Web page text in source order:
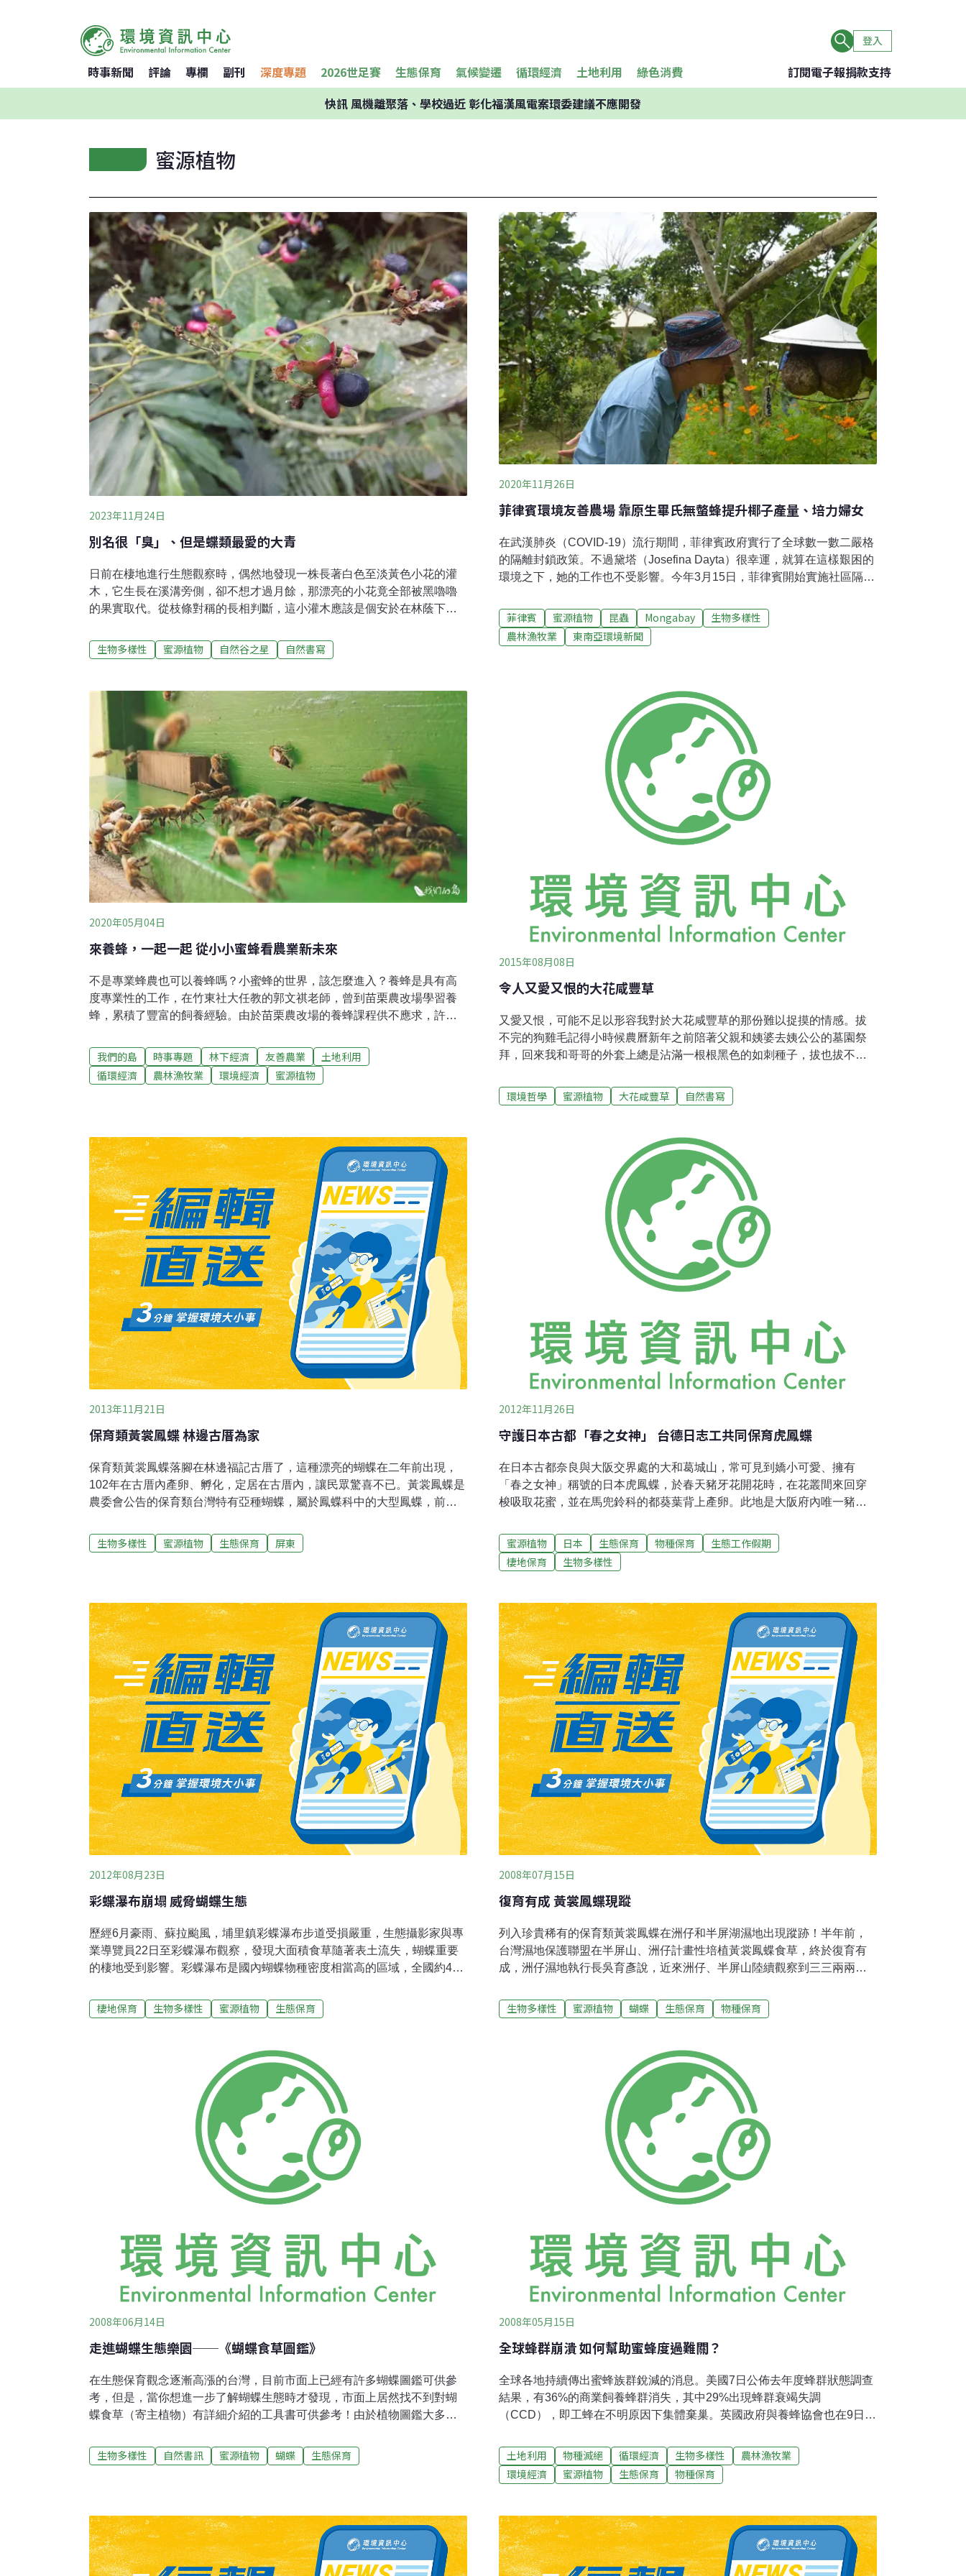
登入
時事新聞 評論 專欄 副刊 深度專題 2026世足賽 生態保育 氣候變遷 循環經濟 土地利用 綠色消費 訂閱電子報捐款支持
快訊風機離聚落、學校過近 彰化福漢風電案環委建議不應開發
蜜源植物
2023年11月24日
別名很「臭」、但是蝶類最愛的大青
日前在棲地進行生態觀察時，偶然地發現一株長著白色至淡黃色小花的灌
木，它生長在溪溝旁側，卻不想才過月餘，那漂亮的小花竟全部被黑嚕嚕
的果實取代。從枝條對稱的長相判斷，這小灌木應該是個安於在林蔭下生
師。這株低調的植物，連名字都是個容易被搞混的植物界菜市場名——大
青。說到大青，不少人都會直覺地聯想到別名大菁或染布青的馬藍
可遠了，前者大青是屬於唇形科，後者馬藍卻是爵床科植物；外型上兩者
也頗有差異，大青是小灌木而馬藍則是草本植物。除了馬藍外，亞州地區
不少能染布的植物也都有大菁、大青或是小青等別稱，這導致查找大青相
關資訊時，非常容易出現同名異種的情形發生。雖然網路上有不少資料說
大青有染布功能，但中文資料總是難以確定本文介紹的「Clerodendrum
cyr
生物多樣性 蜜源植物 自然谷之星 自然書寫
2020年11月26日
菲律賓環境友善農場 靠原生畢氏無螫蜂提升椰子產量、培力婦女
在武漢肺炎（COVID-19）流行期間，菲律賓政府實行了全球數一數二嚴格
的隔離封鎖政策。不過黛塔（Josefina Dayta）很幸運，就算在這樣艱困的
環境之下，她的工作也不受影響。今年3月15日，菲律賓開始實施社區隔
（Bicol）的「烏瑪蜜蜂農場」（Balay Buhay sa Uma Bee Farm，簡稱
BBu）內進行著。53歲的黛塔是蜂場中不可或缺的園丁，她的工作內容包
括為植物澆水、剪除乾枯的葉子與除草。她說，這些對於維繫蜂場狀態來
養蜂工作必備的蜂場。維繫蜂場之所以重要，在於蜂場的產出與品質，深
切影響蜜蜂的生長與產蜜行為。儘管每年都有颱風肆虐，但因為有BBu蜂
場，附近地區的椰子產量得以提
菲律賓 蜜源植物 昆蟲 Mongabay
生物多樣性
農林漁牧業
東南亞環境新聞
2020年05月04日
來養蜂，一起一起 從小小蜜蜂看農業新未來
不是專業蜂農也可以養蜂嗎？小蜜蜂的世界，該怎麼進入？養蜂是具有高
度專業性的工作，在竹東社大任教的郭文祺老師，曾到苗栗農改場學習養
蜂，累積了豐富的飼養經驗。由於苗栗農改場的養蜂課程供不應求，許多
養蜂技術。一開始他是為了填滿農閒時間而養蜂，因為養蜂而了解到蜜蜂
的困境，經常在課程裡分享心得。2006年底開始，國際間發生蜜蜂大量消
失的事件，學者發現類尼古丁農藥，例如益達胺，會嚴重影響蜜蜂的記
自然農法或有機農法去耕作，避免農藥對蜜蜂的傷害。養蜂班學員的蜂
場，都是教室，課程會安排學員到各自的蜂場，觀摩不同的飼養方式。學
員劉侑錦上網買了一個特殊器材，可以用高溫把草酸氣化，再把煙霧灌入
蜂箱，這是為了消除蜜蜂的一種
我們的島 時事專題 林下經濟 友善農業
土地利用
循環經濟
農林漁牧業 環境經濟 蜜源植物
2015年08月08日
令人又愛又恨的大花咸豐草
又愛又恨，可能不足以形容我對於大花咸豐草的那份難以捉摸的情感。拔
不完的狗雞毛記得小時候農曆新年之前陪著父親和姨婆去姨公公的墓園祭
拜，回來我和哥哥的外套上總是沾滿一根根黑色的如刺種子，拔也拔不
未成熟的咸豐草果實當飛鏢射我；而從小咕嚕和小瑀魚會追著阿德玩開
始，咸豐草飛鏢也是他們父子仨彼此捉弄追逐的遊戲。蝴蝶熱愛的蜜源植
知道它是多種蝴蝶深愛的蜜源植物，那是我重新認識大花咸豐草，用不同
的角度。然而，養著大花咸豐草，就必須時時剪去它們尚未成熟的果實，
讓它們持續開花，否則就要與那些黑黑刺刺的「狗雞毛」長期奮戰。我也
在揀選、搜尋著要修剪的果實時，發現了蝴蝶對於大花咸豐草的利用，以
及頓悟一朵花的價值。有些在我們看來似乎行將枯萎凋零的花朵，仍能夠
深得蝴蝶的厚愛。然而，除了蝴蝶知曉它
環境哲學 蜜源植物 大花咸豐草 自然書寫
2013年11月21日
保育類黃裳鳳蝶 林邊古厝為家
保育類黃裳鳳蝶落腳在林邊福記古厝了，這種漂亮的蝴蝶在二年前出現，
102年在古厝內產卵、孵化，定居在古厝內，讓民眾驚喜不已。黃裳鳳蝶是
農委會公告的保育類台灣特有亞種蝴蝶，屬於鳳蝶科中的大型鳳蝶，前翅
珠光鳳蝶、曙鳳蝶被列為全台五大保育類的蝴蝶。永樂村長蔡玉心表示，
福記古厝內種植有100多棵的蝴蝶蜜源，包括華他卡藤、港口馬兜鈴、馬利
量不但增加至20隻左右，而且在古厝內產卵、孵化，並且順利的破蛹而
出，使得黃裳鳳蝶的數量不斷的增加。
生物多樣性 蜜源植物 生態保育 屏東
2012年11月26日
守護日本古都「春之女神」 台德日志工共同保育虎鳳蝶
在日本古都奈良與大阪交界處的大和葛城山，常可見到嬌小可愛、擁有
「春之女神」稱號的日本虎鳳蝶，於春天豬牙花開花時，在花叢間來回穿
梭吸取花蜜，並在馬兜鈴科的都葵葉背上產卵。此地是大阪府內唯一豬牙
豬牙花數量的減少， 進而影響到日本虎鳳蝶在此之生長。上星期，來自台
灣的2位志工、1位德國志工及3位日本志工，一同來到大和葛城山， 協助
保育日本虎鳳蝶這種日本特有種。此次行動是由「大阪綠信託協會」主
主要目的是增加虎鳳蝶的食草及蜜源植物──豬牙花（E. japonicum）與都
葵（Heterotropa aspera）的生長空間，讓日本虎鳳蝶可以在此繼續繁衍。
擔任大和葛城山重要自然保護會的代表宮平絹枝女士，每週會到葛城山三
次，她從1996年就開始進行日本虎鳳蝶的保育行動，
蜜源植物 日本 生態保育 物種保育
生態工作假期
棲地保育
生物多樣性
2012年08月23日
彩蝶瀑布崩塌 威脅蝴蝶生態
歷經6月豪雨、蘇拉颱風，埔里鎮彩蝶瀑布步道受損嚴重，生態攝影家與專
業導覽員22日至彩蝶瀑布觀察，發現大面積食草隨著表土流失，蝴蝶重要
的棲地受到影響。彩蝶瀑布是國內蝴蝶物種密度相當高的區域，全國約400
從上游帶來大量土石，原本三層的彩蝶瀑布變成一層，岸邊步道流失，賞
蝶人需涉溪水而過，才能走到瀑布下方。生態攝影家劉明浩指出，蝴蝶繁
走土石，也帶走土壤上的食草及蜜源植物；解說員李榮芳指出，部分蝶種
集中在特定區域，即使看似族群昌盛，一旦食草消失，很有可能在隔年，
只吃特定食草的蝶種就消失了。
棲地保育 生物多樣性 蜜源植物 生態保育
2008年07月15日
復育有成 黃裳鳳蝶現蹤
列入珍貴稀有的保育類黃裳鳳蝶在洲仔和半屏湖濕地出現蹤跡！半年前，
台灣濕地保護聯盟在半屏山、洲仔計畫性培植黃裳鳳蝶食草，終於復育有
成，洲仔濕地執行長吳育彥說，近來洲仔、半屏山陸續觀察到三三兩兩黃
奮」。為復育黃裳鳳蝶，台灣濕地聯盟半年前在洲仔和半屏湖種植港口馬
兜鈴、異葉馬兜鈴，希望吸引黃裳鳳蝶幼蟲到此覓食，形成優勢蝴蝶族
時，發現兩濕地原本就有第二級保育類的黃裳鳳蝶棲息，但過度的開發卻
造成黃裳鳳蝶食草被毀除，幼蟲找不到食物吃，來不及蛹化就死亡，以致
黃裳族群數量銳減，反而是外來種蝴蝶紋白蝶，迅速在濕地內成長茁壯。
吳育彥說，近來許多濕地志工都不約而同發現黃裳鳳蝶蹤影，飛舞在蜜源
植物汲取花蜜，真的令人振奮，日後除將持續密切觀察，並將擴大栽種馬
生物多樣性 蜜源植物 蝴蝶 生態保育 物種保育
2008年06月14日
走進蝴蝶生態樂園──《蝴蝶食草圖鑑》
在生態保育觀念逐漸高漲的台灣，目前市面上已經有許多蝴蝶圖鑑可供參
考，但是，當你想進一步了解蝴蝶生態時才發現，市面上居然找不到對蝴
蝶食草（寄主植物）有詳細介紹的工具書可供參考！由於植物圖鑑大多是
草，可能橫跨不同科別，甚至包含木本或是草本植物，此時想認識蝴蝶的
食草，只能經由蝴蝶圖鑑上列出的植物名稱，再去比對相關的植物圖鑑做
深入了解蝴蝶生態的熱情。《蝴蝶食草圖鑑》一書的出版，可說是為上述
問題解套的一大福音！本書的作者林柏昌和林有義先生，長期在台灣蝴蝶
保育學會服務，對於推廣蝴蝶保育不遺餘力，豐富的演講和帶隊解說經
驗，讓他們深知喜歡蝴蝶的讀者缺少的是什麼，怎樣的圖鑑方便使用；畢
生物多樣性 自然書訊 蜜源植物 蝴蝶 生態保育
2008年05月15日
全球蜂群崩潰 如何幫助蜜蜂度過難關？
全球各地持續傳出蜜蜂族群銳減的消息。美國7日公佈去年度蜂群狀態調查
結果，有36%的商業飼養蜂群消失，其中29%出現蜂群衰竭失調
（CCD），即工蜂在不明原因下集體棄巢。英國政府與養蜂協會也在9日表
過1/5的蜂群。野蜂族群也幾乎全軍覆沒，如果沒有養蜂人士的努力，再過
幾年蜜蜂就可能絕跡。但一般民眾也可以幫助倖存的蜜蜂度過難關，英國
養蜂大師、養蜂協會前任會長戴維斯博士（Ivor Davis）對此提出了幾項建
離原巢，建立新巢，這種「分蜂」（swarming）現象有助於蜜蜂繁衍。如
果發現群集的蜜蜂，可聯絡附近的蜂農幫忙將蜂群集中帶走。分蜂時蜜蜂
通常相當溫和、不具危險性，僅在受到侵擾或被水柱噴灑時會被激怒。栽
植蜜蜂喜愛的植物：在非農業區，蜜蜂依賴園藝植物的花粉花蜜作為均衡
土地利用 物種滅絕 循環經濟 生物多樣性
農林漁牧業
環境經濟
蜜源植物 生態保育 物種保育